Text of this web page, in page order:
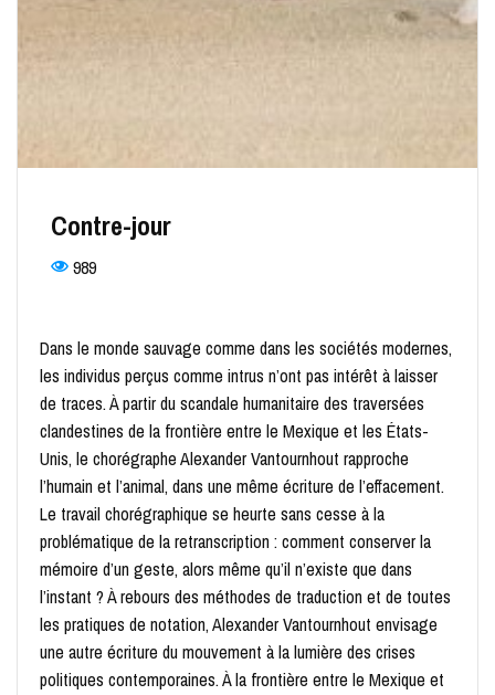
Contre-jour
989
Dans le monde sauvage comme dans les sociétés modernes,
les individus perçus comme intrus n’ont pas intérêt à laisser
de traces. À partir du scandale humanitaire des traversées
clandestines de la frontière entre le Mexique et les États-
Unis, le chorégraphe Alexander Vantournhout rapproche
l’humain et l’animal, dans une même écriture de l’effacement.
Le travail chorégraphique se heurte sans cesse à la
problématique de la retranscription : comment conserver la
mémoire d’un geste, alors même qu’il n’existe que dans
l’instant ? À rebours des méthodes de traduction et de toutes
les pratiques de notation, Alexander Vantournhout envisage
une autre écriture du mouvement à la lumière des crises
politiques contemporaines. À la frontière entre le Mexique et